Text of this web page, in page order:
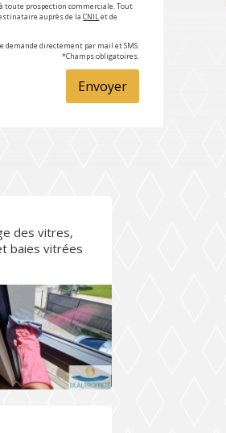
toute prospection commerciale. Tout
auprès de laCNILet de
demande directement par mail et SMS.
*Champs obligatoires.
Envoyer
des vitres,
baies vitrées